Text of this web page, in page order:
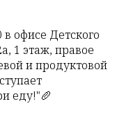
в офисе Детского
1 этаж, правое
и продуктовой
еду!"🥖